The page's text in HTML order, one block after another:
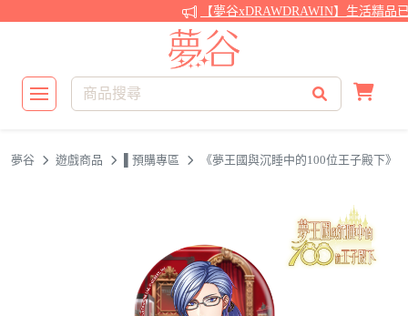
【夢谷xDRAWDRAWIN】生活精品已
夢谷 遊戲商品 ▌預購專區 《夢王國與沉睡中的100位王子殿下》